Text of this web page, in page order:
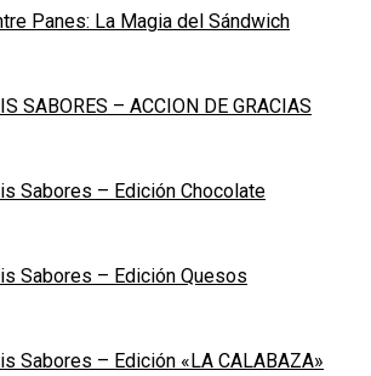
Panes: La Magia del Sándwich
SABORES – ACCION DE GRACIAS
Sabores – Edición Chocolate
Sabores – Edición Quesos
Sabores – Edición «LA CALABAZA»